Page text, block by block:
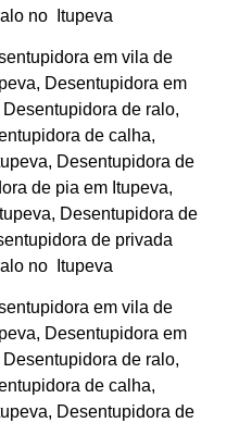
no Itupeva
em vila de
Desentupidora em
de ralo,
de calha,
Desentupidora de
de pia em Itupeva,
Desentupidora de
de privada
no Itupeva
em vila de
Desentupidora em
de ralo,
de calha,
Desentupidora de